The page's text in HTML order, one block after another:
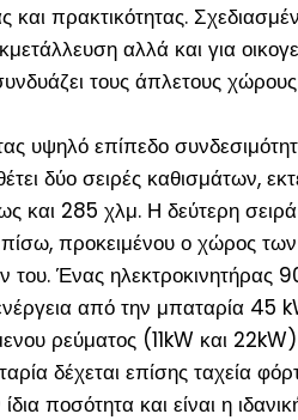
και πρακτικότητας.
αλλά και για
τους άπλετους
υψηλό επίπεδο
δύο σειρές καθισμάτων,
και 285 χλμ. Η δεύτερη
προκειμένου ο χώρος
του. Ένας
από την μπαταρία 45
ρεύματος (11kW και
δέχεται επίσης ταχεία
ίδια ποσότητα και είναι η